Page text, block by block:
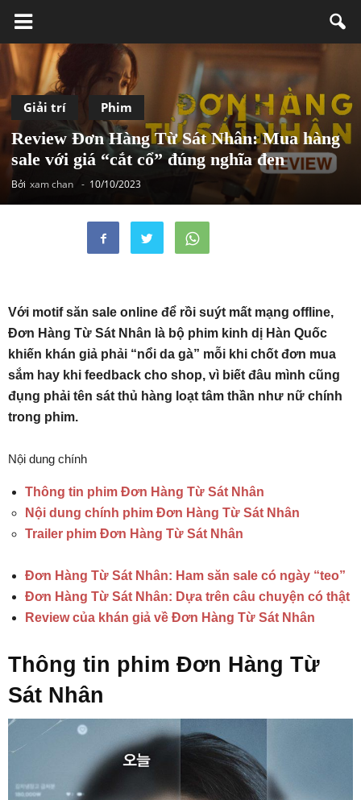
Giải trí Phim
Review Đơn Hàng Từ Sát Nhân: Mua hàng
sale với giá “cắt cổ” đúng nghĩa đen
Bởi xam chan - 10/10/2023
Với motif săn sale online để rồi suýt mất mạng offline,
Đơn Hàng Từ Sát Nhân là bộ phim kinh dị Hàn Quốc
khiến khán giả phải “nổi da gà” mỗi khi chốt đơn mua
sắm hay khi feedback cho shop, vì biết đâu mình cũng
đụng phải tên sát thủ hàng loạt tâm thần như nữ chính
trong phim.
Nội dung chính
Thông tin phim Đơn Hàng Từ Sát Nhân
Nội dung chính phim Đơn Hàng Từ Sát Nhân
Trailer phim Đơn Hàng Từ Sát Nhân
Đơn Hàng Từ Sát Nhân: Ham săn sale có ngày “teo”
Đơn Hàng Từ Sát Nhân: Dựa trên câu chuyện có thật
Review của khán giả về Đơn Hàng Từ Sát Nhân
Thông tin phim Đơn Hàng Từ
Sát Nhân